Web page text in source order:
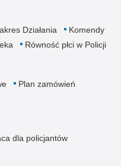
Działania
Komendy
Równość płci w Policji
Plan zamówień
dla policjantów